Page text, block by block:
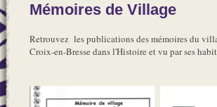
Mémoires de Village
Retrouvez les publications des mémoires du
Croix-en-Bresse dans l'Histoire et vu par ses